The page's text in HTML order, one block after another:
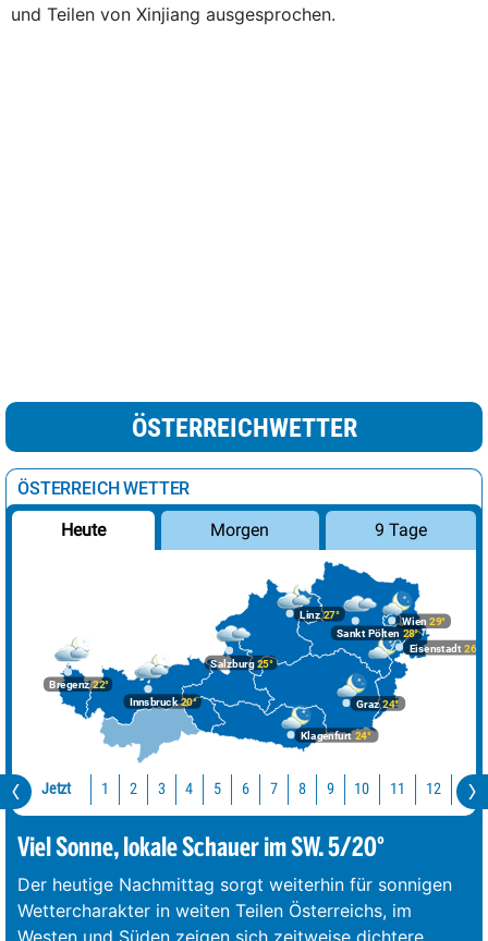
und Teilen von Xinjiang ausgesprochen.
ÖSTERREICHWETTER
ÖSTERREICH WETTER
Heute Morgen 9 Tage
Bregenz22°
Graz24°
Innsbruck20°
Klagenfurt 24°
Linz27°
Salzburg25°
Wien 29°
Eisenstadt 26°
Sankt Pölten 28°
Jetzt 1 2 3 4 5 6 7 8 9 10 11 12 13
Viel Sonne, lokale Schauer im SW. 5/20°
Der heutige Nachmittag sorgt weiterhin für sonnigen
Wettercharakter in weiten Teilen Österreichs, im
Westen und Süden zeigen sich zeitweise dichtere